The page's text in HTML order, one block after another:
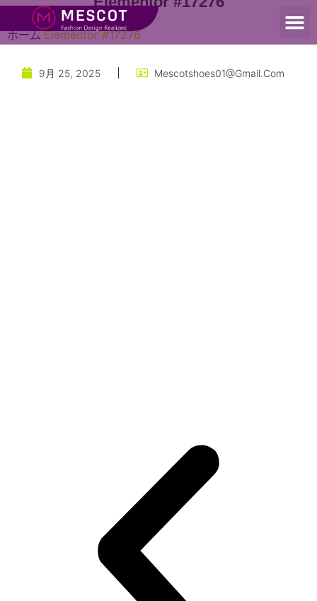
ホーム Elementor #17276
9月 25, 2025 Mescotshoes01@gmail.com